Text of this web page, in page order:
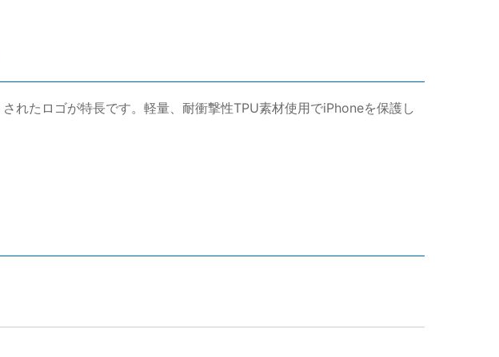
れたロゴが特長です。軽量、耐衝撃性TPU素材使用でiPhoneを保護し